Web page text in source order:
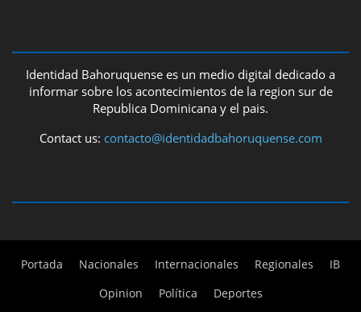
Identidad Bahoruquense es un medio digital dedicado a
informar sobre los acontecimientos de la region sur de
Republica Dominicana y el pais.
Contact us: contacto@identidadbahoruquense.com
Portada Nacionales Internacionales Regionales
IB
Opinion
Política Deportes